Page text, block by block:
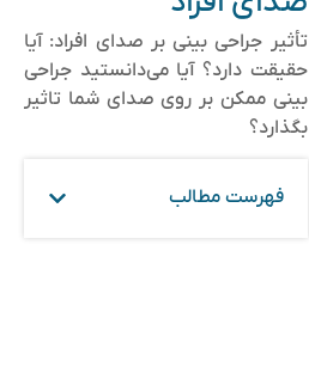
تأثیر جراحی بینی بر صدای افراد: آیا
حقیقت دارد؟ آیا می‌دانستید جراحی
بینی ممکن بر روی صدای شما تاثیر
بگذارد؟
فهرست مطالب